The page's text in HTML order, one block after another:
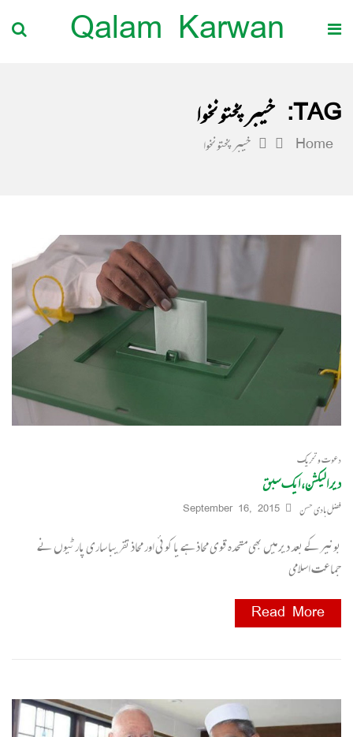
Qalam Karwan
TAG: خیبر پختونخوا
Home خیبر پختونخوا
دعوت و تحریک
دیر الیکشن، ایک سبق
فضل ہادی حسن September 16, 2015
بونیر کے بعد دیر میں بھی متحدہ قوی محاذ ہے یا کوئی اور محاذ تقریبا ساری پارٹیوں نے
جماعت اسلامی
Read More